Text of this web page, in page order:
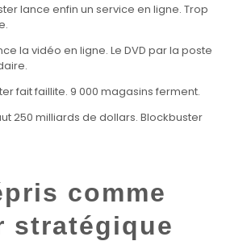
lance enfin un service en ligne. Trop
la vidéo en ligne. Le DVD par la poste
fait faillite. 9 000 magasins ferment.
250 milliards de dollars. Blockbuster
comme
stratégique